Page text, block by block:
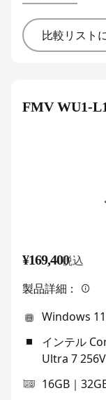
比較リスト
FMV WU1-L1
¥169,400税込
製品詳細：
Windows
インテル
Ultra 7
16GB｜